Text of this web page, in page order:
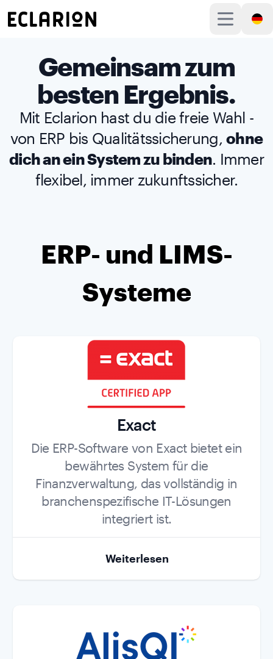
Gemeinsam zum
besten Ergebnis.
Mit Eclarion hast du die freie Wahl -
von ERP bis Qualitätssicherung,ohne
dich an ein System zu binden. Immer
flexibel, immer zukunftssicher.
ERP- und LIMS-
Systeme
Exact
Die ERP-Software von Exact bietet ein
bewährtes System für die
Finanzverwaltung, das vollständig in
branchenspezifische IT-Lösungen
integriert ist.
Role
Weiterlesen